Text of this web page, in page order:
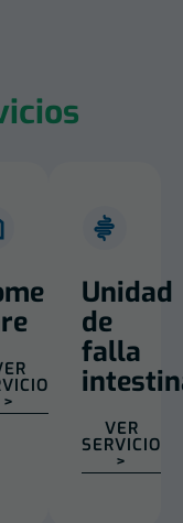
>
Unidad
de
falla
VER
SERVICIO
>